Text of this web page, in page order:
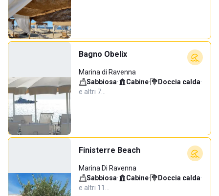
Bagno Obelix
Marina di Ravenna
Sabbiosa· Cabine· Doccia calda·
e altri 7…
Finisterre Beach
Marina Di Ravenna
Sabbiosa· Cabine· Doccia calda·
e altri 11…